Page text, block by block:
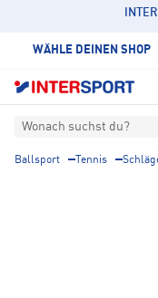
WÄHLE DEINEN SHOP
Wonach suchst du?
Ballsport Tennis